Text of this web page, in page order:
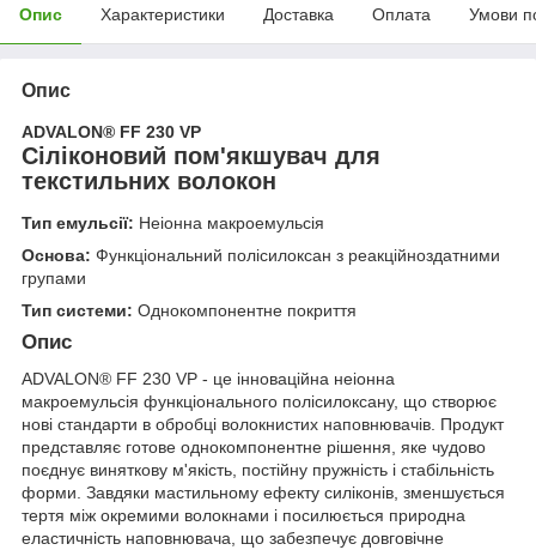
Опис Характеристики Доставка Оплата Умови
Опис
ADVALON® FF 230 VP
Сіліконовий пом'якшувач для
текстильних волокон
Тип емульсії: Неіонна макроемульсія
Основа: Функціональний полісилоксан з реакційноздатними
групами
Тип системи: Однокомпонентне покриття
Опис
ADVALON® FF 230 VP - це інноваційна неіонна
макроемульсія функціонального полісилоксану, що створює
нові стандарти в обробці волокнистих наповнювачів. Продукт
представляє готове однокомпонентне рішення, яке чудово
поєднує виняткову м'якість, постійну пружність і стабільність
форми. Завдяки мастильному ефекту силіконів, зменшується
тертя між окремими волокнами і посилюється природна
еластичність наповнювача, що забезпечує довговічне